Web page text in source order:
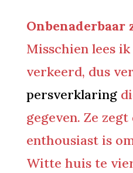
Onbenaderbaar
Misschien lees
verkeerd, dus
persverklaring
gegeven. Ze
enthousiast is
Witte huis te